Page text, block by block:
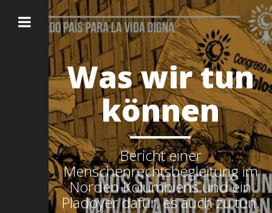
Was wir tun
können
Bericht einer
Menschenrechtsbegleitung im
Norden Kolumbiens und ein
Plädoyer dafür, es auch zu tun.